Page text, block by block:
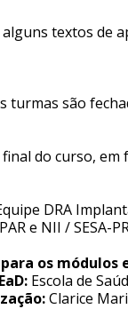
textos de
turmas são
do curso,
DRA
e NII / SESA-
os módulos
Escola de
Clarice